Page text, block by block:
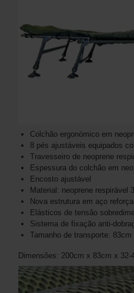
Colchão ergonómico em
8 pés ajustáveis ​​equipados
Travesseiro de neoprene
Espessura do colchão em
Encosto ajustável
Material: neoprene respirável
Nova estrutura em aço
Elásticos de tensão
Sistema de fixação anti-
Tamanho de transporte:
Dimensões: 200cm x 83cm x 32-